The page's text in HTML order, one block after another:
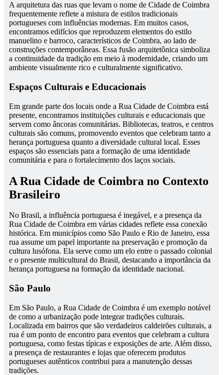
A arquitetura das ruas que levam o nome de Cidade de Coimbra
frequentemente reflete a mistura de estilos tradicionais
portugueses com influências modernas. Em muitos casos,
encontramos edifícios que reproduzem elementos do estilo
manuelino e barroco, característicos de Coimbra, ao lado de
construções contemporâneas. Essa fusão arquitetônica simboliza
a continuidade da tradição em meio à modernidade, criando um
ambiente visualmente rico e culturalmente significativo.
Espaços Culturais e Educacionais
Em grande parte dos locais onde a Rua Cidade de Coimbra está
presente, encontramos instituições culturais e educacionais que
servem como âncoras comunitárias. Bibliotecas, teatros, e centros
culturais são comuns, promovendo eventos que celebram tanto a
herança portuguesa quanto a diversidade cultural local. Esses
espaços são essenciais para a formação de uma identidade
comunitária e para o fortalecimento dos laços sociais.
A Rua Cidade de Coimbra no Contexto
Brasileiro
No Brasil, a influência portuguesa é inegável, e a presença da
Rua Cidade de Coimbra em várias cidades reflete essa conexão
histórica. Em municípios como São Paulo e Rio de Janeiro, essa
rua assume um papel importante na preservação e promoção da
cultura lusófona. Ela serve como um elo entre o passado colonial
e o presente multicultural do Brasil, destacando a importância da
herança portuguesa na formação da identidade nacional.
São Paulo
Em São Paulo, a Rua Cidade de Coimbra é um exemplo notável
de como a urbanização pode integrar tradições culturais.
Localizada em bairros que são verdadeiros caldeirões culturais, a
rua é um ponto de encontro para eventos que celebram a cultura
portuguesa, como festas típicas e exposições de arte. Além disso,
a presença de restaurantes e lojas que oferecem produtos
portugueses autênticos contribui para a manutenção dessas
tradições.